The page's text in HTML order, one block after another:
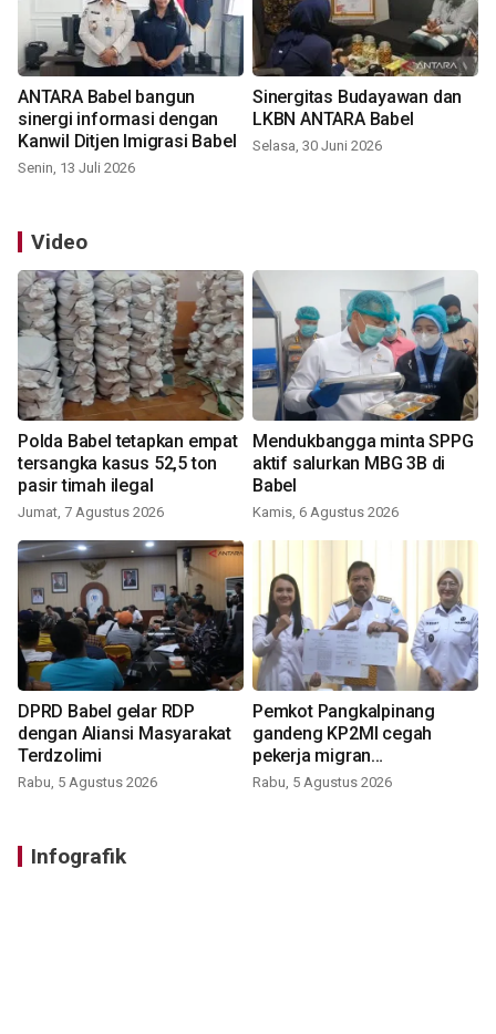
ANTARA Babel bangun
sinergi informasi dengan
Kanwil Ditjen Imigrasi Babel
Senin, 13 Juli 2026
Sinergitas Budayawan dan
LKBN ANTARA Babel
Selasa, 30 Juni 2026
Video
Polda Babel tetapkan empat
tersangka kasus 52,5 ton
pasir timah ilegal
Jumat, 7 Agustus 2026
Mendukbangga minta SPPG
aktif salurkan MBG 3B di
Babel
Kamis, 6 Agustus 2026
DPRD Babel gelar RDP
dengan Aliansi Masyarakat
Terdzolimi
Rabu, 5 Agustus 2026
Pemkot Pangkalpinang
gandeng KP2MI cegah
pekerja migran
nonprosedural
Rabu, 5 Agustus 2026
Infografik